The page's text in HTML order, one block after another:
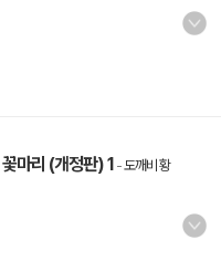
마리 (개정판) 1-도깨비 황